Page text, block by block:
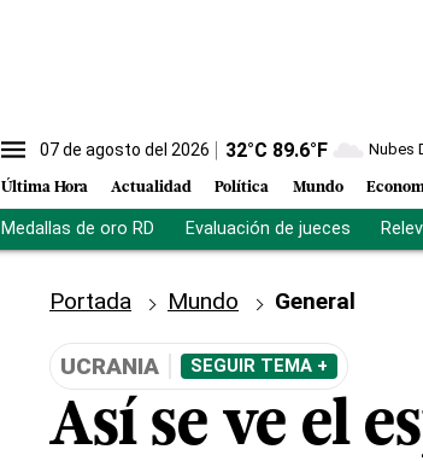
07 de agosto del 2026 32°C 89.6°F Nubes
Última Hora Actualidad Política Mundo
Medallas de oro RD Evaluación de jueces
Portada Mundo General
UCRANIA SEGUIR TEMA +
Así se ve el